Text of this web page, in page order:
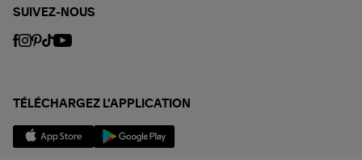
SUIVEZ-NOUS
TÉLÉCHARGEZ L'APPLICATION